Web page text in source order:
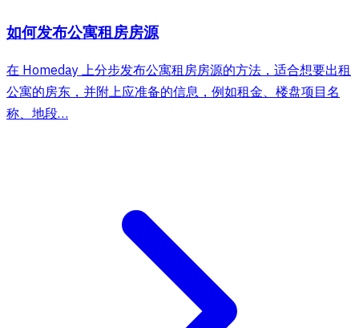
如何发布公寓租房房源
在 Homeday 上分步发布公寓租房房源的方法，适合想要出租
公寓的房东，并附上应准备的信息，例如租金、楼盘项目名
称、地段…